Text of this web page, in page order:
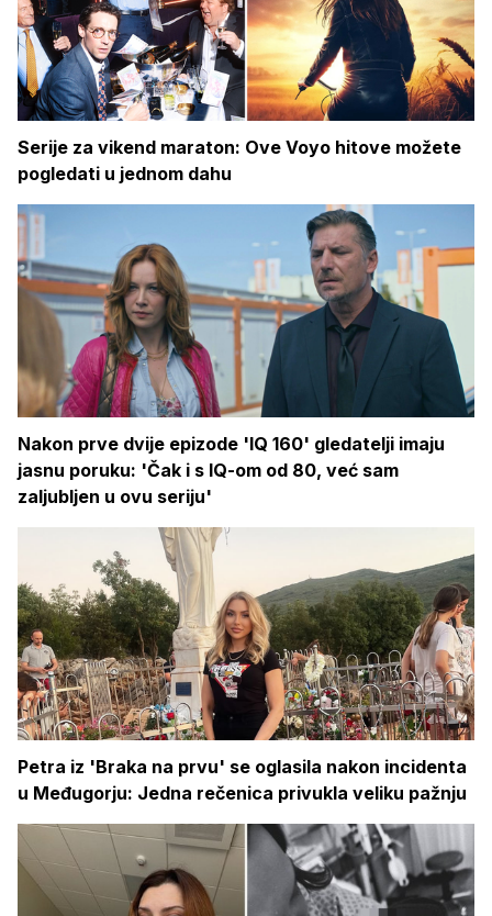
Serije za vikend maraton: Ove Voyo hitove možete
pogledati u jednom dahu
Nakon prve dvije epizode 'IQ 160' gledatelji imaju
jasnu poruku: 'Čak i s IQ-om od 80, već sam
zaljubljen u ovu seriju'
Petra iz 'Braka na prvu' se oglasila nakon incidenta
u Međugorju: Jedna rečenica privukla veliku pažnju